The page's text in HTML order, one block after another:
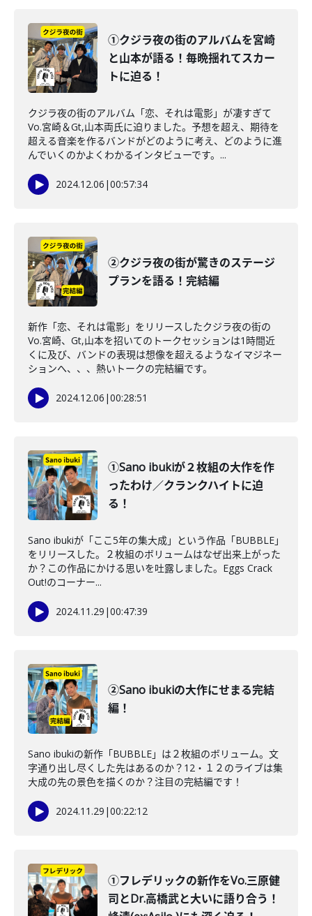
①クジラ夜の街のアルバムを宮崎
と山本が語る！毎晩揺れてスカー
トに迫る！
クジラ夜の街のアルバム「恋、それは電影」が凄すぎて
Vo.宮崎＆Gt,山本両氏に迫りました。予想を超え、期待を
超える音楽を作るバンドがどのように考え、どのように進
んでいくのかよくわかるインタビューです。...
2024.12.06 |00:57:34
②クジラ夜の街が驚きのステージ
プランを語る！完結編
新作「恋、それは電影」をリリースしたクジラ夜の街の
Vo.宮崎、Gt,山本を招いてのトークセッションは1時間近
くに及び、バンドの表現は想像を超えるようなイマジネー
ションへ、、、熱いトークの完結編です。
2024.12.06 |00:28:51
①Sano ibukiが２枚組の大作を作
ったわけ／クランクハイトに迫
る！
Sano ibukiが「ここ5年の集大成」という作品「BUBBLE」
をリリースした。２枚組のボリュームはなぜ出来上がった
か？この作品にかける思いを吐露しました。Eggs Crack
Out!のコーナー...
2024.11.29 |00:47:39
②Sano ibukiの大作にせまる完結
編！
Sano ibukiの新作「BUBBLE」は２枚組のボリューム。文
字通り出し尽くした先はあるのか？12・１２のライブは集
大成の先の景色を描くのか？注目の完結編です！
2024.11.29 |00:22:12
①フレデリックの新作をVo.三原健
司とDr.高橋武と大いに語り合う！